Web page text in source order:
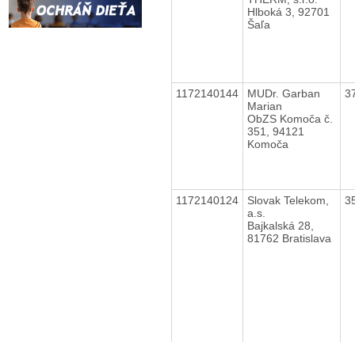
Hlboká 3, 92701
Šaľa
1172140144
MUDr. Garban
Marian
ObZS Komoča č.
351, 94121
Komoča
1172140124
Slovak Telekom,
a.s.
Bajkalská 28,
81762 Bratislava